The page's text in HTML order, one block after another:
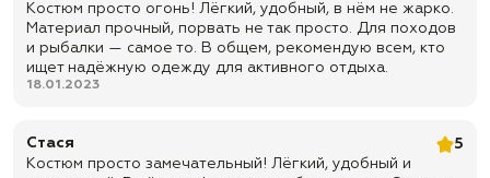
✅ 2 вертикальных нагрудных кармана на молнии
✅ 2 накладых глубоких кармана на молни
Брюки:
✅ Низ брюк на резинке
✅ 2 прорезных глубоких кармана "листочка"
Костюм просто огонь! Лёгкий, удобный, в нём не жарко.
Материал прочный, порвать не так просто. Для походов
и рыбалки — самое то. В общем, рекомендую всем, кто
ищет надёжную одежду для активного отдыха.
18.01.2023
Стася
5
Костюм просто замечательный! Лёгкий, удобный и